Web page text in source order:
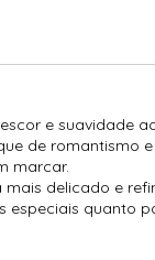
e suavidade
de romantismo
marcar.
delicado e
quanto